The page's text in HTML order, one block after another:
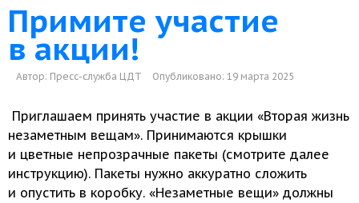
Примите участие
в акции!
Автор: Пресс-служба ЦДТ Опубликовано: 19 марта 2025
Приглашаем принять участие в акции «Вторая жизнь
незаметным вещам». Принимаются крышки
и цветные непрозрачные пакеты (смотрите далее
инструкцию). Пакеты нужно аккуратно сложить
и опустить в коробку. «Незаметные вещи» должны